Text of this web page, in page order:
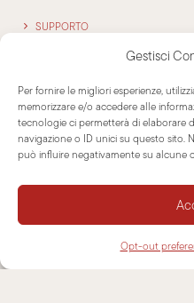
Gestisci
Per fornire le migliori esperienze,
memorizzare e/o accedere alle
tecnologie ci permetterà di elaborare
navigazione o ID unici su questo sito.
può influire negativamente su alcune
Opt-out
SUPPORTO
COOKIE POLICY